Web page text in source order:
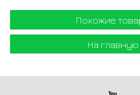
Похожие
На главную